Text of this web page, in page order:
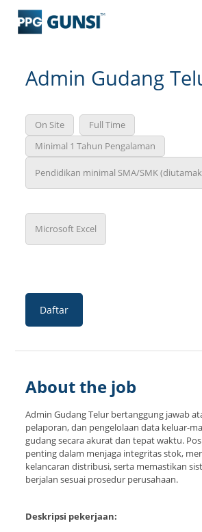
Admin Gudang
On Site
Full Time
Minimal 1 Tahun Pengalaman
Pendidikan minimal SMA/SMK
Microsoft Excel
Daftar
About the job
Admin Gudang Telur bertanggung jawab
pelaporan, dan pengelolaan data keluar-
gudang secara akurat dan tepat waktu.
penting dalam menjaga integritas stok,
kelancaran distribusi, serta memastikan
berjalan sesuai prosedur perusahaan.
Deskripsi pekerjaan: